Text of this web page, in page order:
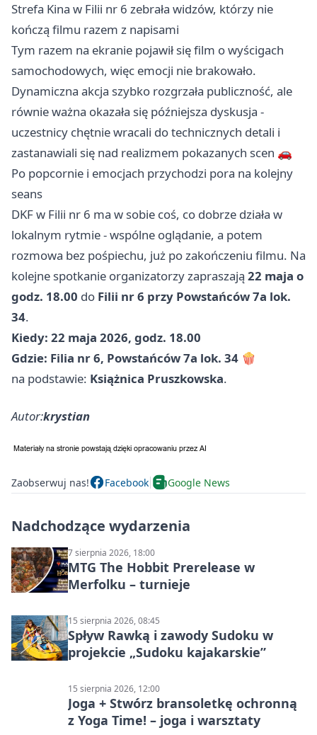
Strefa Kina w Filii nr 6 zebrała widzów, którzy nie
kończą filmu razem z napisami
Tym razem na ekranie pojawił się film o wyścigach
samochodowych, więc emocji nie brakowało.
Dynamiczna akcja szybko rozgrzała publiczność, ale
równie ważna okazała się późniejsza dyskusja -
uczestnicy chętnie wracali do technicznych detali i
zastanawiali się nad realizmem pokazanych scen 🚗
Po popcornie i emocjach przychodzi pora na kolejny
seans
DKF w Filii nr 6 ma w sobie coś, co dobrze działa w
lokalnym rytmie - wspólne oglądanie, a potem
rozmowa bez pośpiechu, już po zakończeniu filmu. Na
kolejne spotkanie organizatorzy zapraszają 22 maja o
godz. 18.00 do Filii nr 6 przy Powstańców 7a lok.
34.
Kiedy: 22 maja 2026, godz. 18.00
Gdzie: Filia nr 6, Powstańców 7a lok. 34 🍿
na podstawie: Książnica Pruszkowska.
Autor:krystian
Zaobserwuj nas! Facebook Google News
Nadchodzące wydarzenia
7 sierpnia 2026, 18:00
MTG The Hobbit Prerelease w
Merfolku – turnieje
15 sierpnia 2026, 08:45
Spływ Rawką i zawody Sudoku w
projekcie „Sudoku kajakarskie”
15 sierpnia 2026, 12:00
Joga + Stwórz bransoletkę ochronną
z Yoga Time! – joga i warsztaty